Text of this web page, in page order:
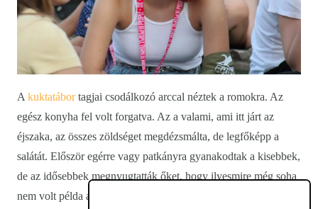
Akuktatábortagjai csodálkozó arccal néztek a romokra. Az
egész konyha fel volt forgatva. Az a valami, ami itt járt az
éjszaka, az összes zöldséget megdézsmálta, de legfőképp a
salátát. Először egérre vagy patkányra gyanakodtak a kisebbek,
de az idősebbek megnyugtatták őket, hogy ilyesmire még soha
nem volt példa a